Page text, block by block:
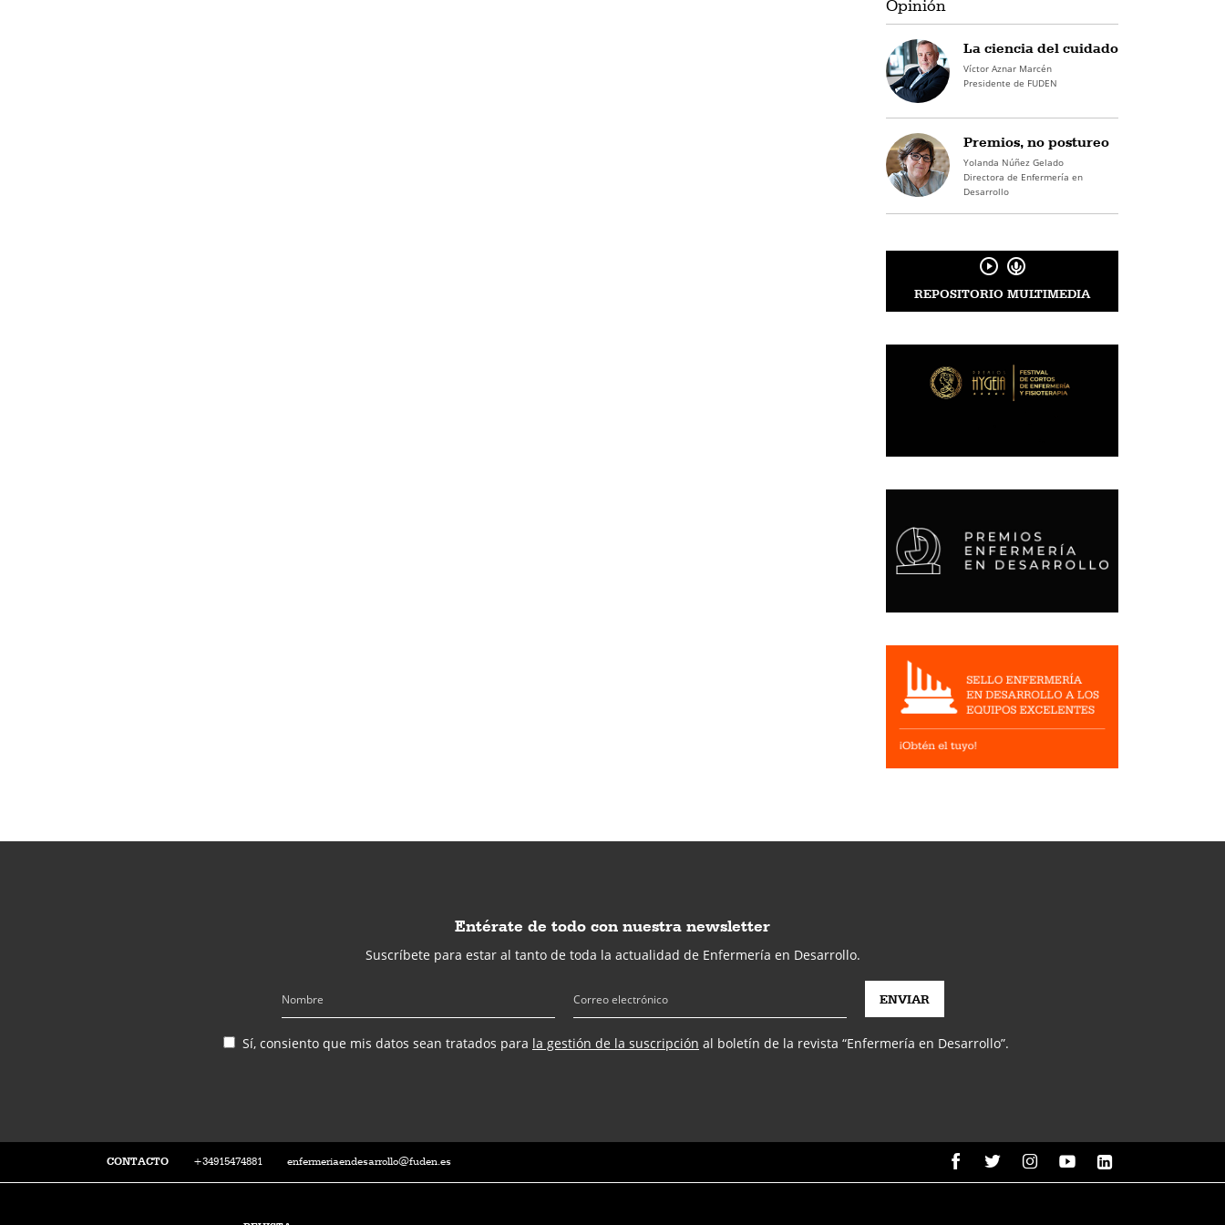
Opinión
La ciencia del cuidado
Víctor Aznar Marcén
Presidente de FUDEN
Premios, no postureo
Yolanda Núñez Gelado
Directora de Enfermería en
Desarrollo
REPOSITORIO MULTIMEDIA
Entérate de todo con nuestra newsletter
Suscríbete para estar al tanto de toda la actualidad de Enfermería en Desarrollo.
Sí, consiento que mis datos sean tratados para la gestión de la suscripción al boletín de la revista “Enfermería en Desarrollo”.
CONTACTO +34915474881 enfermeriaendesarrollo@fuden.es